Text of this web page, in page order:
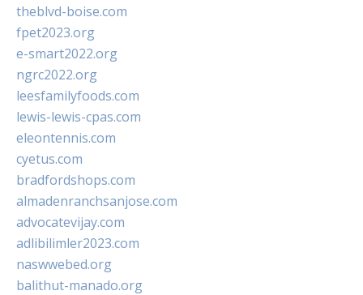
theblvd-boise.com
fpet2023.org
e-smart2022.org
ngrc2022.org
leesfamilyfoods.com
lewis-lewis-cpas.com
eleontennis.com
cyetus.com
bradfordshops.com
almadenranchsanjose.com
advocatevijay.com
adlibilimler2023.com
naswwebed.org
balithut-manado.org